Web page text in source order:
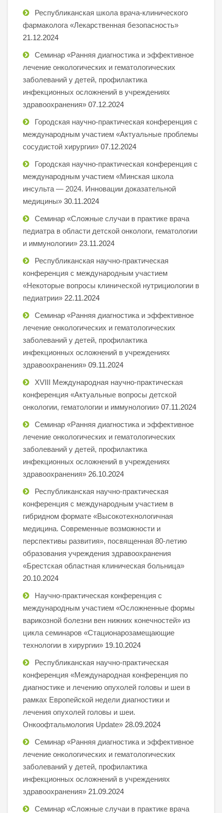
Республиканская школа врача-клинического
фармаколога «Лекарственная безопасность»
21.12.2024
Семинар «Ранняя диагностика и эффективное
лечение онкологических и гематологических
заболеваний у детей, профилактика
инфекционных осложнений в учреждениях
здравоохранения» 07.12.2024
Городская научно-практическая конференция с
международным участием «Актуальные проблемы
сосудистой хирургии» 07.12.2024
Городская научно-практическая конференция с
международным участием «Минская школа
инсульта — 2024. Инновации доказательной
медицины» 30.11.2024
Семинар «Сложные случаи в практике врача
педиатра в области детской онкологи, гематологии
и иммунологии» 23.11.2024
Республиканская научно-практическая
конференция с международным участием
«Некоторые вопросы клинической нутрициологии в
педиатрии» 22.11.2024
Семинар «Ранняя диагностика и эффективное
лечение онкологических и гематологических
заболеваний у детей, профилактика
инфекционных осложнений в учреждениях
здравоохранения» 09.11.2024
XVIII Международная научно-практическая
конференция «Актуальные вопросы детской
онкологии, гематологии и иммунологии» 07.11.2024
Семинар «Ранняя диагностика и эффективное
лечение онкологических и гематологических
заболеваний у детей, профилактика
инфекционных осложнений в учреждениях
здравоохранения» 26.10.2024
Республиканская научно-практическая
конференция с международным участием в
гибридном формате «Высокотехнологичная
медицина. Современные возможности и
перспективы развития», посвященная 80-летию
образования учреждения здравоохранения
«Брестская областная клиническая больница»
20.10.2024
Научно-практическая конференция с
международным участием «Осложненные формы
варикозной болезни вен нижних конечностей» из
цикла семинаров «Стационарозамещающие
технологии в хирургии» 19.10.2024
Республиканская научно-практическая
конференция «Международная конференция по
диагностике и лечению опухолей головы и шеи в
рамках Европейской недели диагностики и
лечения опухолей головы и шеи.
Онкоофтальмология Update» 28.09.2024
Семинар «Ранняя диагностика и эффективное
лечение онкологических и гематологических
заболеваний у детей, профилактика
инфекционных осложнений в учреждениях
здравоохранения» 21.09.2024
Семинар «Сложные случаи в практике врача